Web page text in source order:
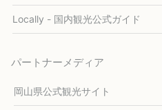
Locally - 国内観光公式ガイド
パートナーメディア
岡山県公式観光サイト